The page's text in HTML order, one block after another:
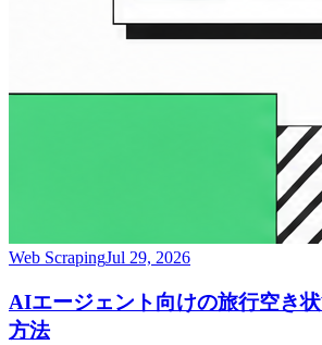
Web ScrapingJul 29, 2026
AIエージェント向けの旅行空き
方法